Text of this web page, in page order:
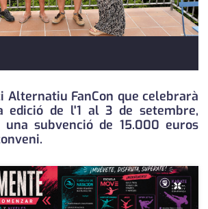
reportatge
societat
successos
urbanisme
editorial
Alternatiu FanCon que celebrarà
edició de l'1 al 3 de setembre,
subvenció de 15.000 euros
×